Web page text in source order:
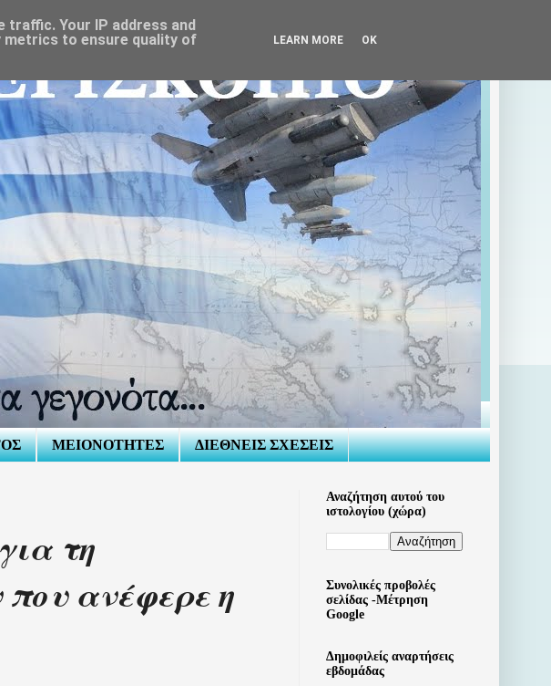
ΜΕΙΟΝΟΤΗΤΕΣ ΔΙΕΘΝΕΙΣ ΣΧΕΣΕΙΣ
τη
ανέφερε η
Αναζήτηση αυτού του
ιστολογίου (χώρα)
Συνολικές προβολές
σελίδας -Μέτρηση
Google
Δημοφιλείς αναρτήσεις
εβδομάδας
Your IP address and
metrics to ensure quality of
LEARN MORE OK